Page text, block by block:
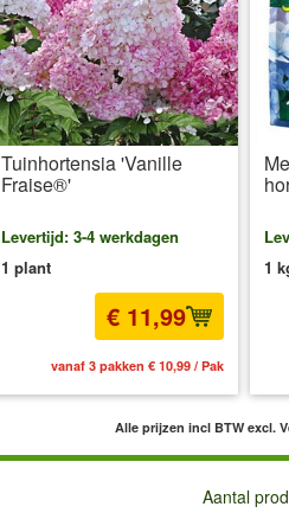
Tuinhortensia 'Vanille
Fraise®'
Levertijd: 3-4 werkdagen
1 plant
€ 11,99
vanaf 3 pakken € 10,99 / Pak
1
Alle prijzen incl BTW excl.
Aantal